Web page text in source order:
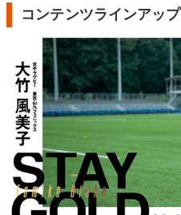
コンテンツラインアップ